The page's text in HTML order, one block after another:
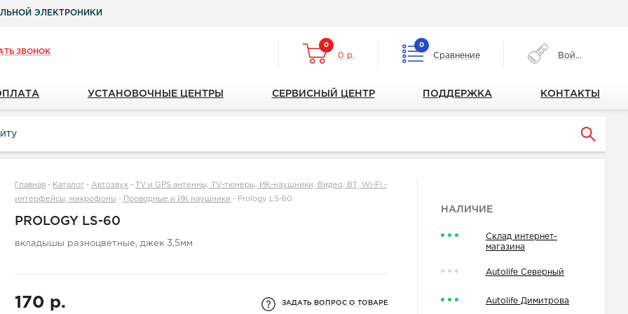
ЭЛЕКТРОНИКИ
ЗВОНОК
0
0 р.
0
Сравнение Войти
УСТАНОВОЧНЫЕ ЦЕНТРЫ СЕРВИСНЫЙ ЦЕНТР ПОДДЕРЖКА КОНТАКТЫ
Главная - Каталог -Автозвук -
TV и GPS антенны, TV-тюнеры, ИК-наушники, Видео, ВТ, Wi-Fi -
интерфейсы, микрофоны - Проводные и ИК наушники - Prology LS-60
PROLOGY LS-60
вкладышы разноцветные, джек 3,5мм
170 р. ЗАДАТЬ ВОПРОС О ТОВАРЕ
НАЛИЧИЕ
Склад интернет-
магазина
Autolife Северный
Autolife Димитрова